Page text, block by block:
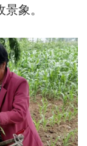
象。